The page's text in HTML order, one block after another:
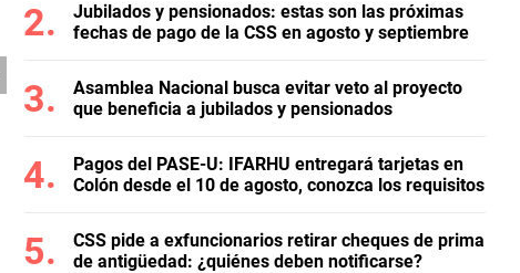
Jubilados y pensionados: estas son las próximas
fechas de pago de la CSS en agosto y septiembre
Asamblea Nacional busca evitar veto al proyecto
que beneficia a jubilados y pensionados
Pagos del PASE-U: IFARHU entregará tarjetas en
Colón desde el 10 de agosto, conozca los requisitos
CSS pide a exfuncionarios retirar cheques de prima
de antigüedad: ¿quiénes deben notificarse?